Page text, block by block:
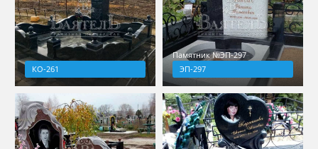
КО-261
Памятник №ЭП-297
ЭП-297